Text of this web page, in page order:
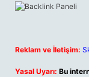
Reklam ve İletişim:
Yasal Uyarı: Bu